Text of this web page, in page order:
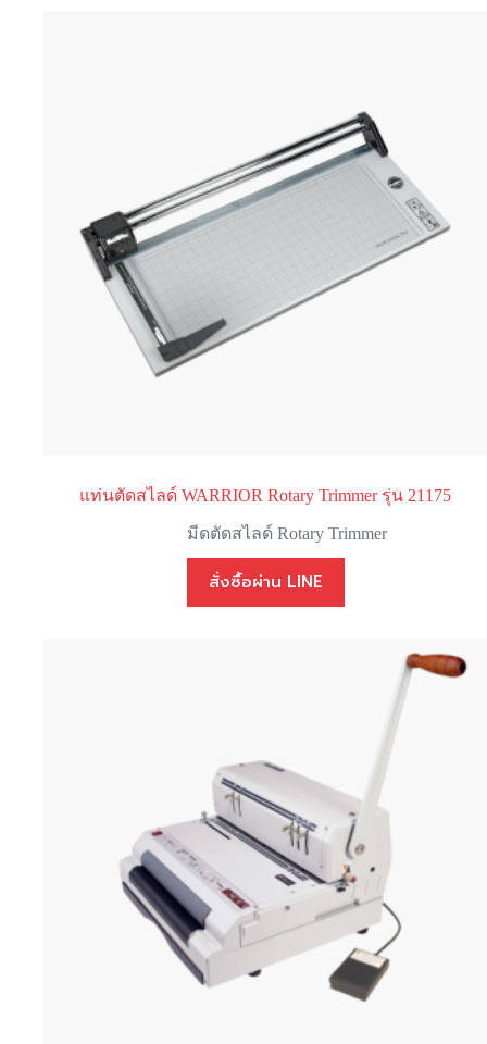
แท่นตัดสไลด์ WARRIOR Rotary Trimmer รุ่น 21175
มีดตัดสไลด์ Rotary Trimmer
สั่งซื้อผ่าน LINE